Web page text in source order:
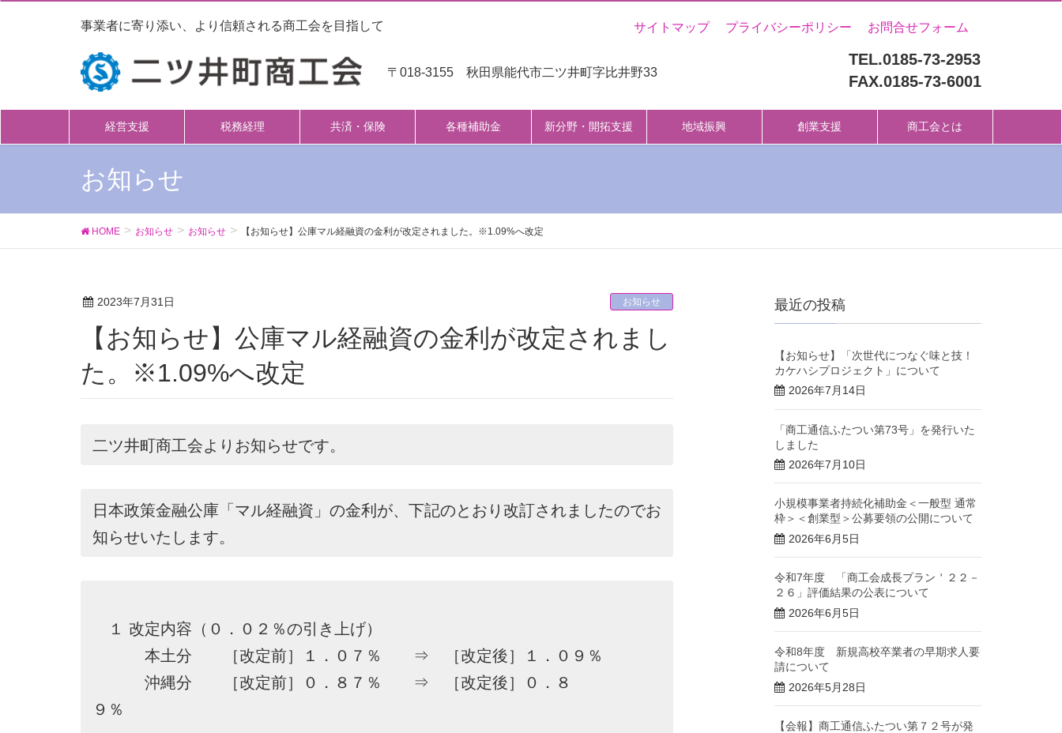
事業者に寄り添い、より信頼される商工会を目指して サイトマップ プライバシーポリシー お問合せフォーム
〒018-3155 秋田県能代市二ツ井町字比井野33
TEL.0185-73-2953
FAX.0185-73-6001
経営支援 税務経理 共済・保険 各種補助金 新分野・開拓支援 地域振興 創業支援 商工会とは
お知らせ
HOME お知らせ お知らせ 【お知らせ】公庫マル経融資の金利が改定されました。※1.09%へ改定
2023年7月31日 お知らせ
【お知らせ】公庫マル経融資の金利が改定されまし
た。※1.09%へ改定
二ツ井町商工会よりお知らせです。
日本政策金融公庫「マル経融資」の金利が、下記のとおり改訂されましたのでお
知らせいたします。
１ 改定内容（０．０２％の引き上げ）
本土分 ［改定前］１．０７％ ⇒ ［改定後］１．０９％
沖縄分 ［改定前］０．８７％ ⇒ ［改定後］０．８
９％
最近の投稿
【お知らせ】「次世代につなぐ味と技！
カケハシプロジェクト」について
2026年7月14日
「商工通信ふたつい第73号」を発行いた
しました
2026年7月10日
小規模事業者持続化補助金＜一般型 通常
枠＞＜創業型＞公募要領の公開について
2026年6月5日
令和7年度 「商工会成長プラン＇２２－
２６」評価結果の公表について
2026年6月5日
令和8年度 新規高校卒業者の早期求人要
請について
2026年5月28日
【会報】商工通信ふたつい第７２号が発